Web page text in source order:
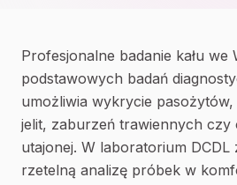
Profesjonalne badanie kału we
podstawowych badań
umożliwia wykrycie
jelit, zaburzeń trawiennych czy
utajonej. W laboratorium DCDL
rzetelną analizę próbek w